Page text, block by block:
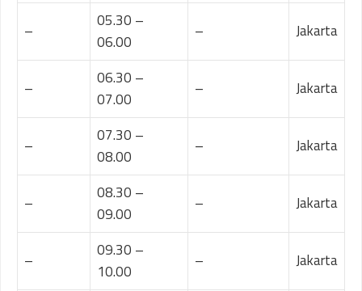
–
05.30 –
06.00
– Jakarta
–
06.30 –
07.00
– Jakarta
–
07.30 –
08.00
– Jakarta
–
08.30 –
09.00
– Jakarta
–
09.30 –
10.00
– Jakarta